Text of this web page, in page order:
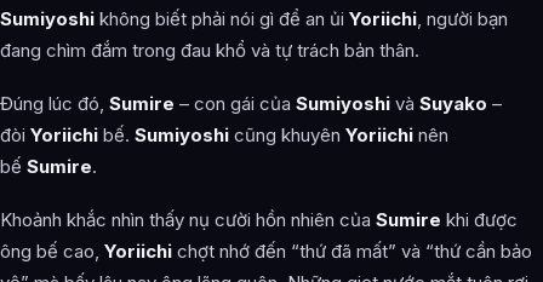
Sumiyoshi không biết phải nói gì để an ủi Yoriichi, người bạn
đang chìm đắm trong đau khổ và tự trách bản thân.
Đúng lúc đó, Sumire – con gái của Sumiyoshi và Suyako –
đòi Yoriichi bế. Sumiyoshi cũng khuyên Yoriichi nên
bế Sumire.
Khoảnh khắc nhìn thấy nụ cười hồn nhiên của Sumire khi được
ông bế cao, Yoriichi chợt nhớ đến “thứ đã mất” và “thứ cần bảo